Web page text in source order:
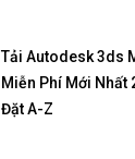
Tải Autodesk 3ds
Miễn Phí Mới Nhất
Đặt A-Z